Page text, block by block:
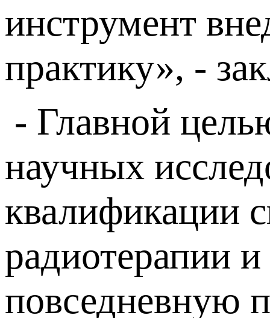
инструмент
практику», -
- Главной
научных
квалификации
радиотерапии
повседневную